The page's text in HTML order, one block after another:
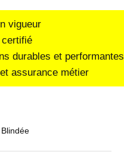
vigueur
certifié
durables et performantes
assurance métier